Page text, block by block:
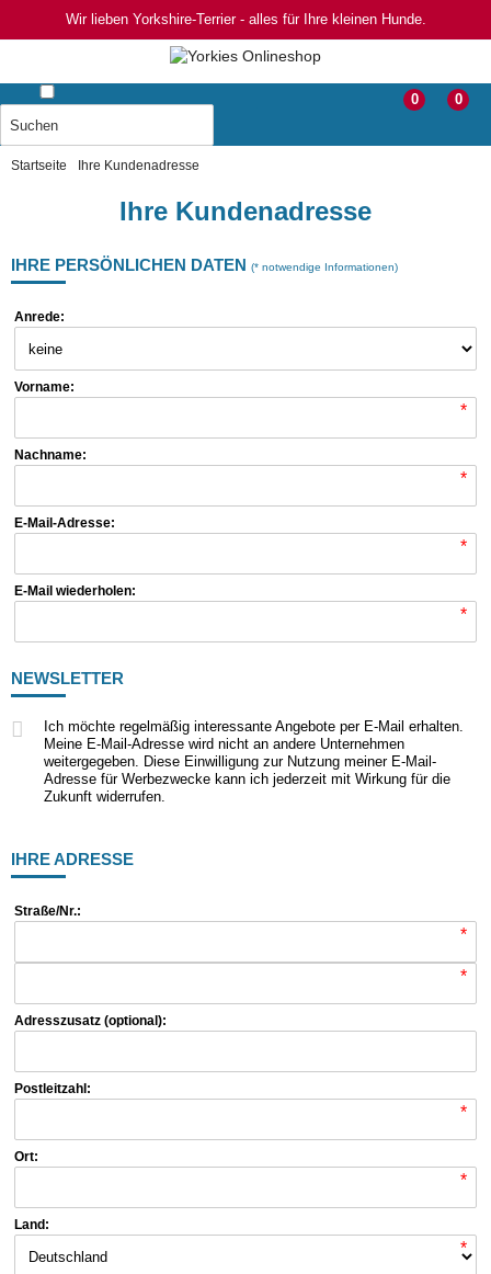
Wir lieben Yorkshire-Terrier - alles für Ihre kleinen Hunde.
0
0
Startseite Ihre Kundenadresse
Ihre Kundenadresse
IHRE PERSÖNLICHEN DATEN (* notwendige Informationen)
Anrede:
Vorname:
*
Nachname:
*
E-Mail-Adresse:
*
E-Mail wiederholen:
*
NEWSLETTER
Ich möchte regelmäßig interessante Angebote per E-Mail erhalten.
Meine E-Mail-Adresse wird nicht an andere Unternehmen
weitergegeben. Diese Einwilligung zur Nutzung meiner E-Mail-
Adresse für Werbezwecke kann ich jederzeit mit Wirkung für die
Zukunft widerrufen.
IHRE ADRESSE
Straße/Nr.:
*
*
Adresszusatz (optional):
Postleitzahl:
*
Ort:
*
Land:
*